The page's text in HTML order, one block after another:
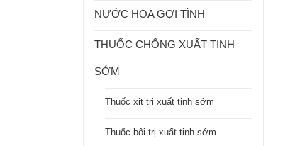
NƯỚC HOA GỢI TÌNH
THUỐC CHỐNG XUẤT TINH
SỚM
Thuốc xịt trị xuất tinh sớm
Thuốc bôi trị xuất tinh sớm